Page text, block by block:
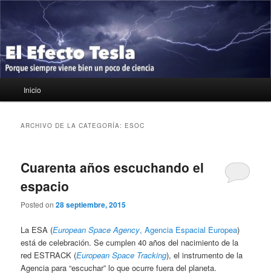
contenido
principal
contenido
secundario
El Efecto Tesla
Porque siempre viene bien un poco de ciencia
principal
Inicio
ARCHIVO DE LA CATEGORÍA: ESOC
Cuarenta años escuchando el
espacio
Posted on28 septiembre, 2015
La ESA (European Space Agency, Agencia Espacial Europea)
está de celebración. Se cumplen 40 años del nacimiento de la
red ESTRACK (European Space Tracking), el instrumento de la
Agencia para “escuchar” lo que ocurre fuera del planeta.